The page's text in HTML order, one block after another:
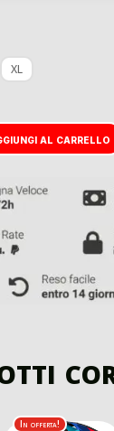
XL
al carrello
In offerta!